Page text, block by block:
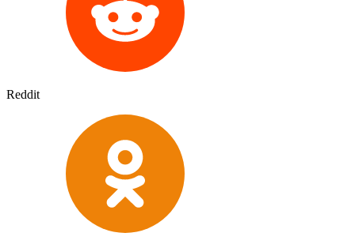
Reddit